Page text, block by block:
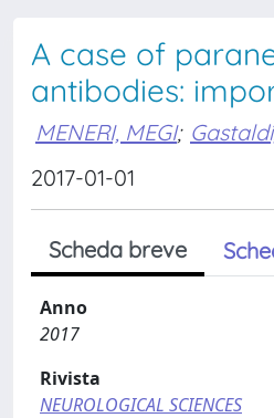
A case of
antibodies:
MENERI, MEGI;
2017-01-01
Scheda breve
Anno
2017
Rivista
NEUROLOGICAL SCIENCES